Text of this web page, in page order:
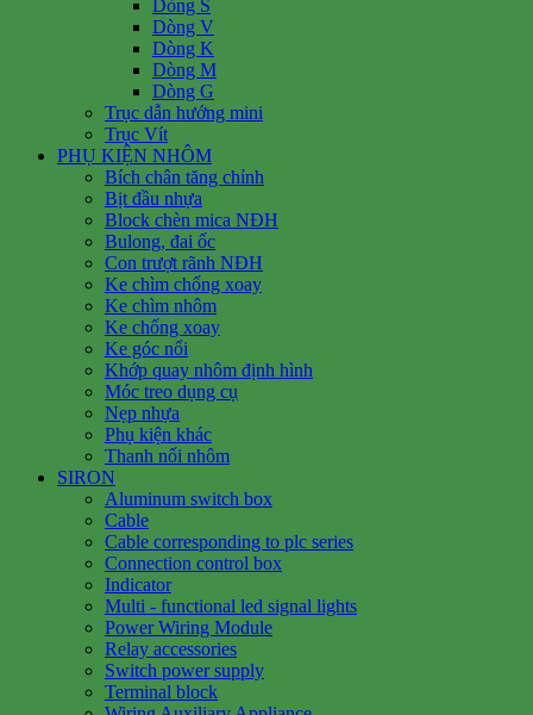
Dòng S
Dòng V
Dòng K
Dòng M
Dòng G
Trục dẫn hướng mini
Trục Vít
PHỤ KIỆN NHÔM
Bích chân tăng chỉnh
Bịt đầu nhựa
Block chèn mica NĐH
Bulong, đai ốc
Con trượt rãnh NĐH
Ke chìm chống xoay
Ke chìm nhôm
Ke chống xoay
Ke góc nổi
Khớp quay nhôm định hình
Móc treo dụng cụ
Nẹp nhựa
Phụ kiện khác
Thanh nối nhôm
SIRON
Aluminum switch box
Cable
Cable corresponding to plc series
Connection control box
Indicator
Multi - functional led signal lights
Power Wiring Module
Relay accessories
Switch power supply
Terminal block